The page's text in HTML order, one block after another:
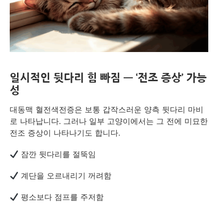
일시적인 뒷다리 힘 빠짐 — ‘전조 증상’ 가능
성
대동맥 혈전색전증은 보통 갑작스러운 양측 뒷다리 마비
로 나타납니다. 그러나 일부 고양이에서는 그 전에 미묘한
전조 증상이 나타나기도 합니다.
잠깐 뒷다리를 절뚝임
계단을 오르내리기 꺼려함
평소보다 점프를 주저함